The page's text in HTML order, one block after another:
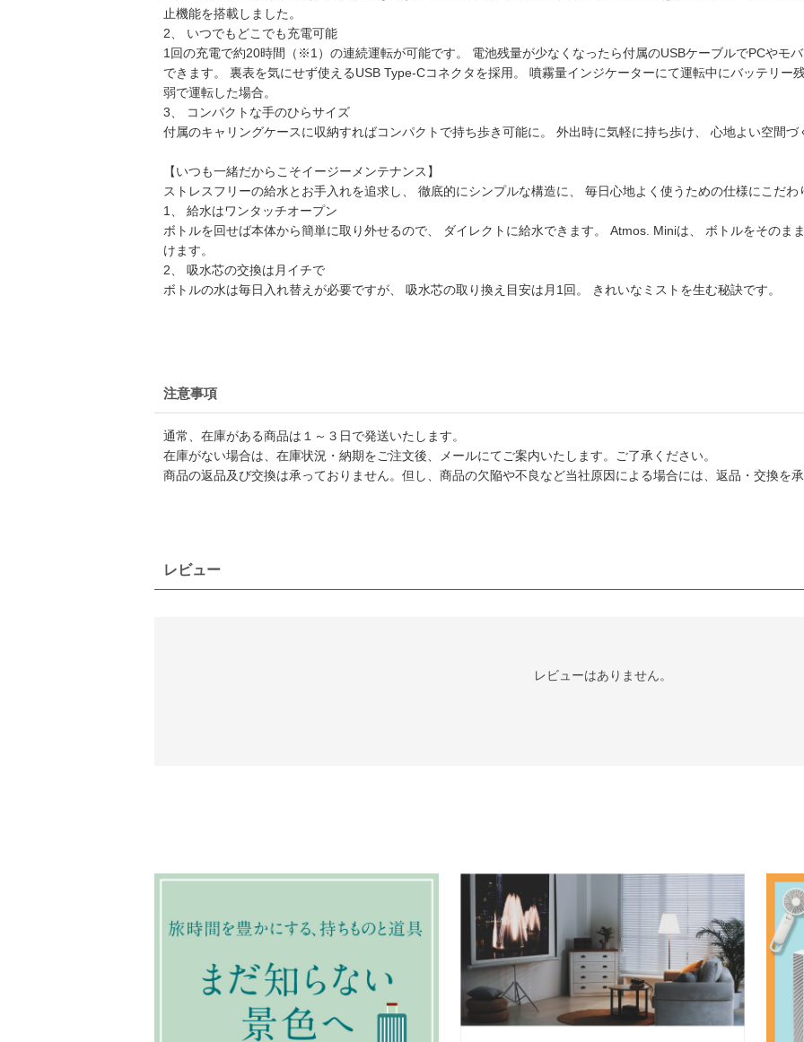
止機能を搭載しました。
2、 いつでもどこでも充電可能
1回の充電で約20時間（※1）の連続運転が可能です。 電池残量が少なくなったら付属のUSBケーブルでPCやモ
できます。 裏表を気にせず使えるUSB Type-Cコネクタを採用。 噴霧量インジケーターにて運転中にバッテリ
弱で運転した場合。
3、 コンパクトな手のひらサイズ
付属のキャリングケースに収納すればコンパクトで持ち歩き可能に。 外出時に気軽に持ち歩け、 心地よい空間
【いつも一緒だからこそイージーメンテナンス】
ストレスフリーの給水とお手入れを追求し、 徹底的にシンプルな構造に、 毎日心地よく使うための仕様にこだわ
1、 給水はワンタッチオープン
ボトルを回せば本体から簡単に取り外せるので、 ダイレクトに給水できます。 Atmos. Miniは、 ボトルをそのま
けます。
2、 吸水芯の交換は月イチで
ボトルの水は毎日入れ替えが必要ですが、 吸水芯の取り換え目安は月1回。 きれいなミストを生む秘訣です。
注意事項
通常、在庫がある商品は１～３日で発送いたします。
在庫がない場合は、在庫状況・納期をご注文後、メールにてご案内いたします。ご了承ください。
商品の返品及び交換は承っておりません。但し、商品の欠陥や不良など当社原因による場合には、返品・交換を
レビュー
レビューはありません。